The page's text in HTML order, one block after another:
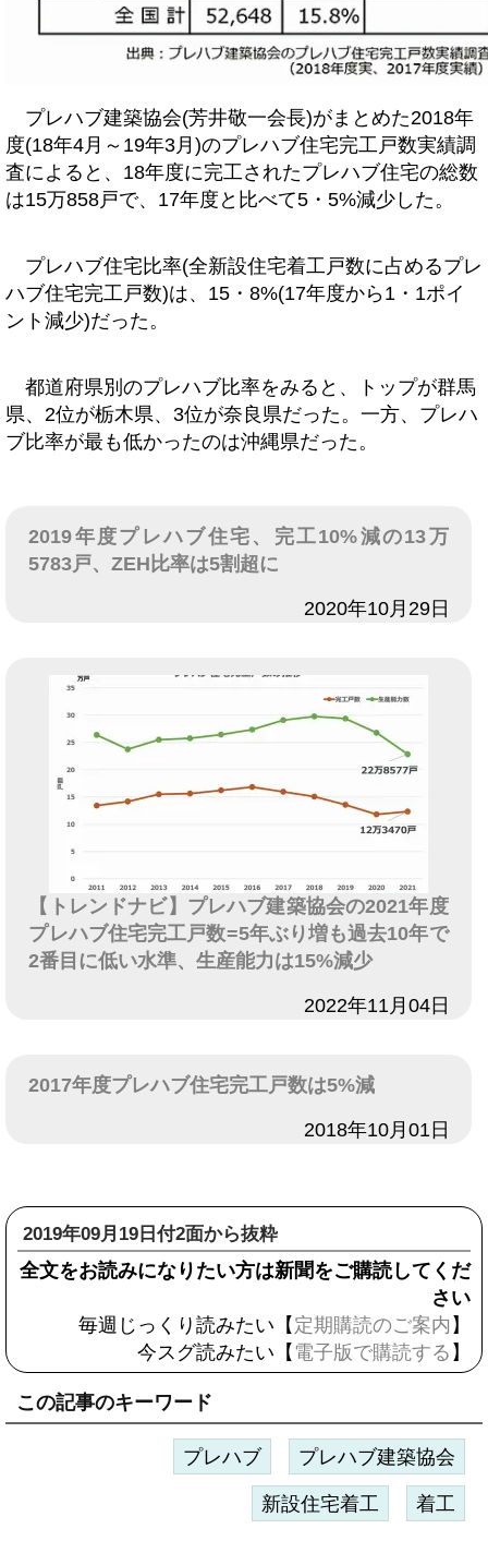
プレハブ建築協会(芳井敬一会長)がまとめた2018年
度(18年4月～19年3月)のプレハブ住宅完工戸数実績調
査によると、18年度に完工されたプレハブ住宅の総数
は15万858戸で、17年度と比べて5・5%減少した。
プレハブ住宅比率(全新設住宅着工戸数に占めるプレ
ハブ住宅完工戸数)は、15・8%(17年度から1・1ポイ
ント減少)だった。
都道府県別のプレハブ比率をみると、トップが群馬
県、2位が栃木県、3位が奈良県だった。一方、プレハ
ブ比率が最も低かったのは沖縄県だった。
2019年度プレハブ住宅、完工10%減の13万
5783戸、ZEH比率は5割超に
2020年10月29日
【トレンドナビ】プレハブ建築協会の2021年度
プレハブ住宅完工戸数=5年ぶり増も過去10年で
2番目に低い水準、生産能力は15%減少
2022年11月04日
2017年度プレハブ住宅完工戸数は5%減
2018年10月01日
2019年09月19日付2面から抜粋
全文をお読みになりたい方は新聞をご購読してくだ
さい
毎週じっくり読みたい【 定期購読のご案内 】
今スグ読みたい【 電子版で購読する 】
この記事のキーワード
プレハブ プレハブ建築協会
新設住宅着工 着工